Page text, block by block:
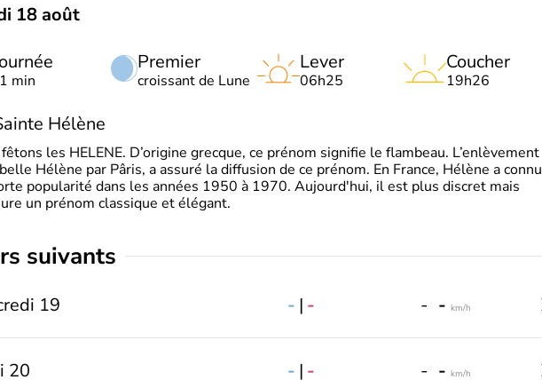
18 août
min
Premier
croissant de Lune
Lever
06h25
Coucher
19h26
Hélène
les HELENE. D’origine grecque, ce prénom signifie le flambeau. L’enlèvement
Hélène par Pâris, a assuré la diffusion de ce prénom. En France, Hélène a connu
popularité dans les années 1950 à 1970. Aujourd'hui, il est plus discret mais
un prénom classique et élégant.
suivants
19 - | - - - km/h
20 - | - - - km/h